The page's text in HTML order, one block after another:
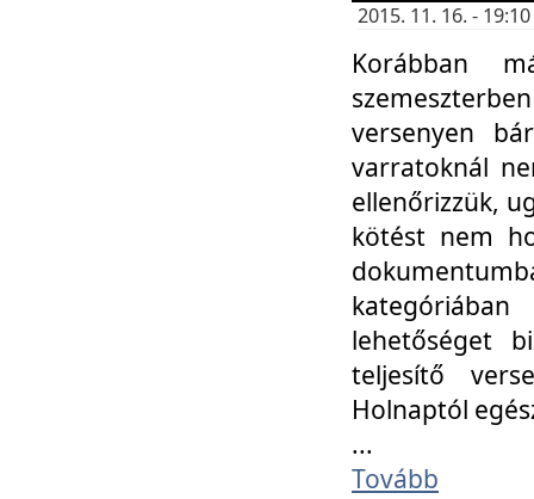
2015. 11. 16. -
Korábban
versenyen
varratoknál
ellenőrizzük,
kötést nem
lehetőséget
teljesítő
Holnaptól
...
Tovább